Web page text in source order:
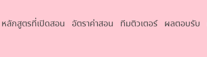
หลักสูตรที่เปิดสอน อัตราค่าสอน ทีมติวเตอร์ ผลตอบรับ